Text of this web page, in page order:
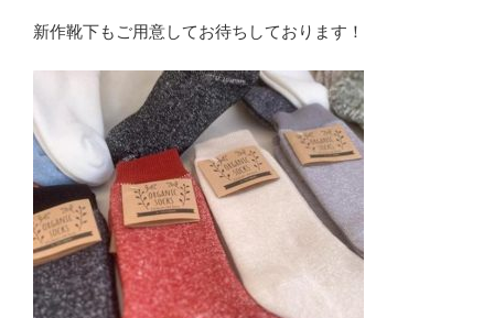
新作靴下もご用意してお待ちしております！